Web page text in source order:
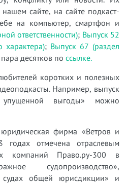
сайте, на сайте подкаст-
на компьютер, смартфон и
ответственности); Выпуск 52
характера); Выпуск 67 (раздел
десятков по ссылке.
коротких и полезных
Например, выпуск
выгоды» можно
фирма «Ветров и
отмечена отраслевым
компаний Право.ру-300 в
судопроизводство»,
общей юрисдикции» и